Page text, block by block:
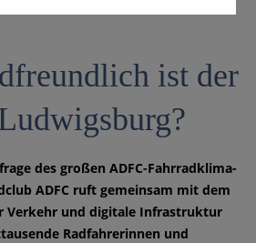
ist der
des großen ADFC-Fahrradklima-
ADFC ruft gemeinsam mit dem
Verkehr und digitale Infrastruktur
Radfahrerinnen und